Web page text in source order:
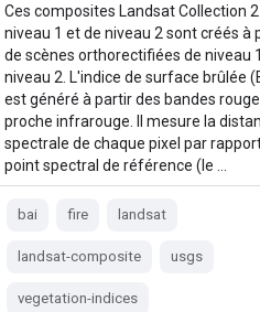
Ces composites Landsat Collection
niveau 1 et de niveau 2 sont créés à
de scènes orthorectifiées de niveau
niveau 2. L'indice de surface brûlée
est généré à partir des bandes
proche infrarouge. Il mesure la
spectrale de chaque pixel par
point spectral de référence (le …
bai fire landsat
landsat-composite usgs
vegetation-indices